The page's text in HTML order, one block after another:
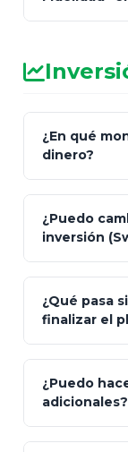
¿En qué
dinero?
inflación),
¿Puedo
inversión
"Switching"
¿Qué pasa
finalizar el
¿Puedo
adicionales?